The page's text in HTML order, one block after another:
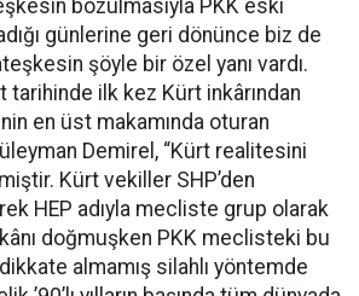
bozulmasıyla PKK eski
günlerine geri dönünce biz de
şöyle bir özel yanı vardı.
tarihinde ilk kez Kürt inkârından
en üst makamında oturan
Demirel, “Kürt realitesini
Kürt vekiller SHP’den
HEP adıyla mecliste grup olarak
doğmuşken PKK meclisteki bu
almamış silahlı yöntemde